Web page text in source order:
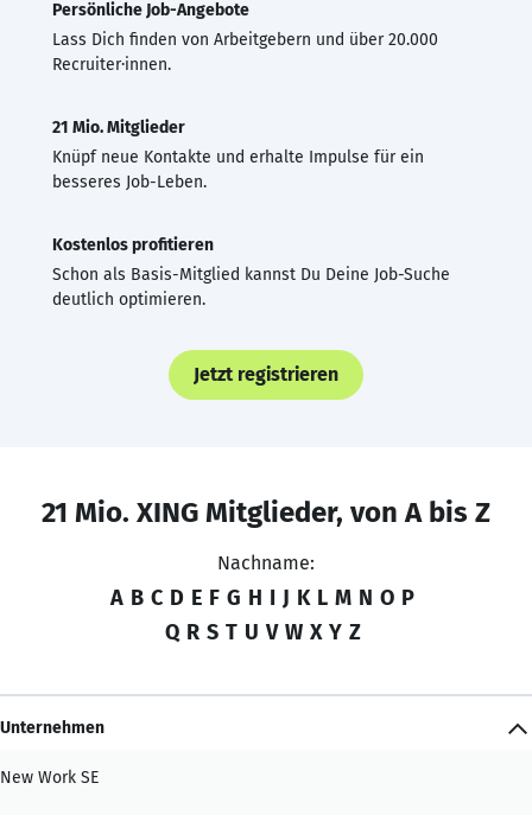
Persönliche Job-Angebote
Lass Dich finden von Arbeitgebern und über 20.000
Recruiter·innen.
21 Mio. Mitglieder
Knüpf neue Kontakte und erhalte Impulse für ein
besseres Job-Leben.
Kostenlos profitieren
Schon als Basis-Mitglied kannst Du Deine Job-Suche
deutlich optimieren.
Jetzt registrieren
21 Mio. XING Mitglieder, von A bis Z
Nachname:
A B C D E F G H I J K L M N O P
Q R S T U V W X Y Z
Unternehmen
New Work SE